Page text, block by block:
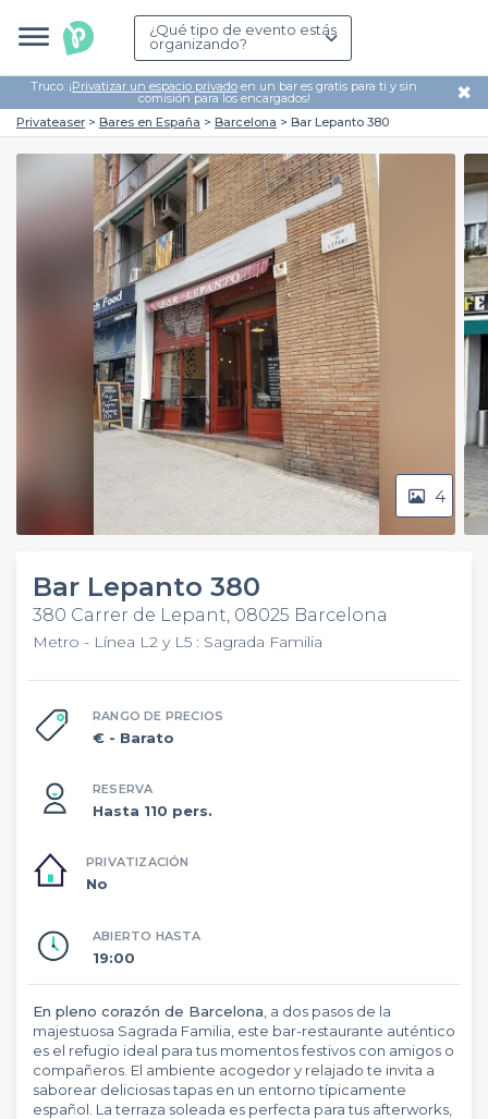
¿Qué tipo de evento estás
organizando?
Truco: ¡Privatizar un espacio privado en un bar es gratis para ti y sin
comisión para los encargados! ✖
Privateaser Bares en España Barcelona Bar Lepanto 380
4
Bar Lepanto 380
380 Carrer de Lepant, 08025 Barcelona
Metro - Línea L2 y L5 : Sagrada Familia
RANGO DE PRECIOS
€ - Barato
RESERVA
Hasta 110 pers.
PRIVATIZACIÓN
No
ABIERTO HASTA
19:00
En pleno corazón de Barcelona , a dos pasos de la
majestuosa Sagrada Familia, este bar-restaurante auténtico
es el refugio ideal para tus momentos festivos con amigos o
compañeros. El ambiente acogedor y relajado te invita a
saborear deliciosas tapas en un entorno típicamente
español. La terraza soleada es perfecta para tus afterworks,